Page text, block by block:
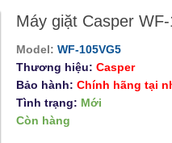
Máy giặt Casper
Model: WF-105VG5
Thương hiệu: Casper
Bảo hành: Chính hãng tại
Tình trạng: Mới
Còn hàng